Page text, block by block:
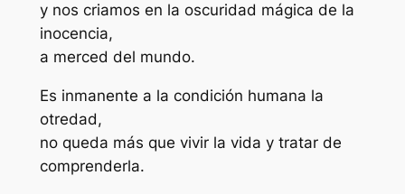
y nos criamos en la oscuridad mágica de la
inocencia,
a merced del mundo.
Es inmanente a la condición humana la
otredad,
no queda más que vivir la vida y tratar de
comprenderla.